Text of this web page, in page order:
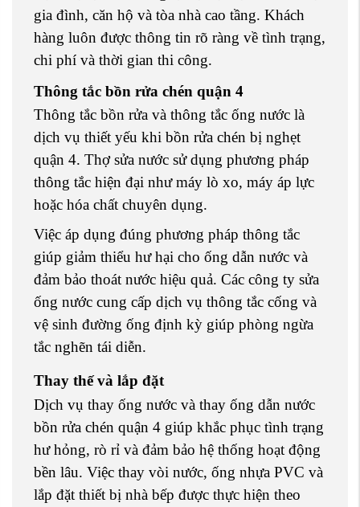
gia đình, căn hộ và tòa nhà cao tầng. Khách
hàng luôn được thông tin rõ ràng về tình trạng,
chi phí và thời gian thi công.
Thông tắc bồn rửa chén quận 4
Thông tắc bồn rửa và thông tắc ống nước là
dịch vụ thiết yếu khi bồn rửa chén bị nghẹt
quận 4. Thợ sửa nước sử dụng phương pháp
thông tắc hiện đại như máy lò xo, máy áp lực
hoặc hóa chất chuyên dụng.
Việc áp dụng đúng phương pháp thông tắc
giúp giảm thiểu hư hại cho ống dẫn nước và
đảm bảo thoát nước hiệu quả. Các công ty sửa
ống nước cung cấp dịch vụ thông tắc cống và
vệ sinh đường ống định kỳ giúp phòng ngừa
tắc nghẽn tái diễn.
Thay thế và lắp đặt
Dịch vụ thay ống nước và thay ống dẫn nước
bồn rửa chén quận 4 giúp khắc phục tình trạng
hư hỏng, rò rỉ và đảm bảo hệ thống hoạt động
bền lâu. Việc thay vòi nước, ống nhựa PVC và
lắp đặt thiết bị nhà bếp được thực hiện theo